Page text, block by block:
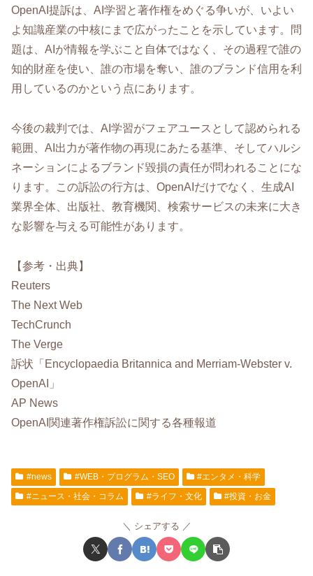
OpenAI提訴は、AI学習と著作権をめぐる争いが、いよい
よ知識産業の中核にまで広がったことを示しています。問
題は、AIが情報を学ぶこと自体ではなく、その過程で誰の
知的財産を使い、誰の市場を奪い、誰のブランド信用を利
用しているのかという点にあります。
今後の裁判では、AI学習がフェアユースとして認められる
範囲、AI出力が著作物の再現にあたる基準、そしてハルシ
ネーションによるブランド毀損の責任が問われることにな
ります。この訴訟の行方は、OpenAIだけでなく、生成AI
業界全体、出版社、教育機関、検索サービスの未来に大き
な影響を与える可能性があります。
【参考・出典】
Reuters
The Next Web
TechCrunch
The Verge
訴状「Encyclopaedia Britannica and Merriam-Webster v.
OpenAI」
AP News
OpenAI関連著作権訴訟に関する各種報道
#news #WEB・プログラム・SEO
#エンタメ・科学
#ニュース・社会・コラム
#ライフ・文化 #投資・お金
シェアする